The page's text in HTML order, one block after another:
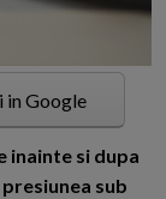
in Google
inainte si dupa
sub